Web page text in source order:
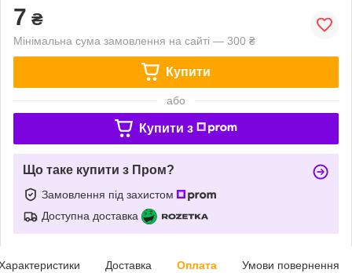
7 ₴
Мінімальна сума замовлення на сайті — 300 ₴
Купити
або
Купити з
Що таке купити з Пром?
Замовлення під захистом
Доступна доставка
Доставка Оплата Умови повернення